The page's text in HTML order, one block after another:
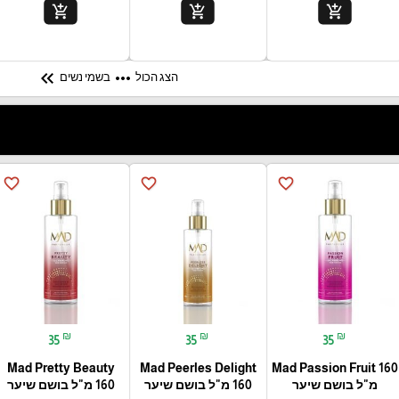
add_shopping_cart
add_shopping_cart
add_shopping_cart
הצג הכול more_horiz בשמי נשים keyboard_double_arrow_left
favorite_border
35 ₪
Mad Passion Fruit 160
מ"ל בושם שיער
favorite_border
35 ₪
Mad Peerles Delight
160 מ"ל בושם שיער
favorite_border
35 ₪
Mad Pretty Beauty
160 מ"ל בושם שיער